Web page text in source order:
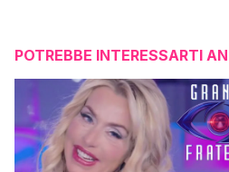
POTREBBE INTERESSARTI